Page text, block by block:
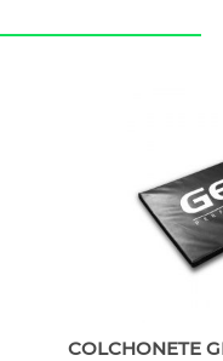
COLCHONETE